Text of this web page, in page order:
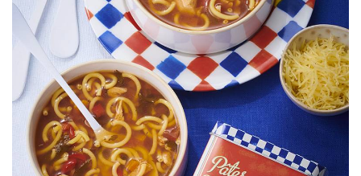
DIFFICULTÉ
PRÉPARATION
10 Min